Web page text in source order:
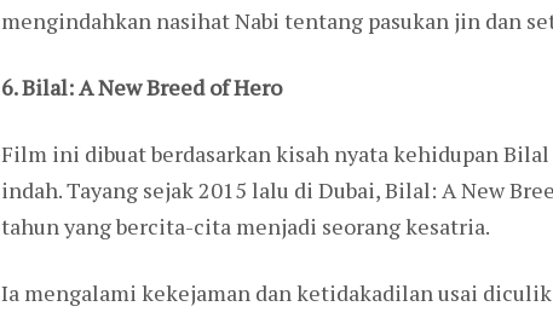
mengindahkan nasihat Nabi tentang pasukan jin dan
6. Bilal: A New Breed of Hero
Film ini dibuat berdasarkan kisah nyata kehidupan
indah. Tayang sejak 2015 lalu di Dubai, Bilal: A New
tahun yang bercita-cita menjadi seorang kesatria.
Ia mengalami kekejaman dan ketidakadilan usai